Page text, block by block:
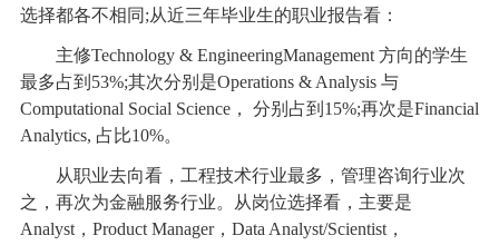
选择都各不相同;从近三年毕业生的职业报告看：
主修Technology & EngineeringManagement 方向的学生
最多占到53%;其次分别是Operations & Analysis 与
Computational Social Science， 分别占到15%;再次是Financial
Analytics, 占比10%。
从职业去向看，工程技术行业最多，管理咨询行业次
之，再次为金融服务行业。从岗位选择看，主要是
Analyst，Product Manager，Data Analyst/Scientist，